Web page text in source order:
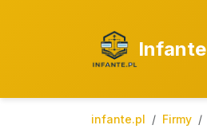
infante.pl Firmy